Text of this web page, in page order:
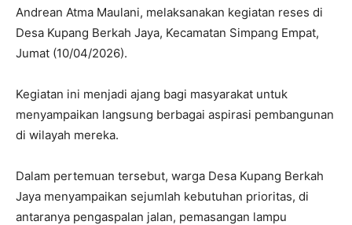
Andrean Atma Maulani, melaksanakan kegiatan reses di
Desa Kupang Berkah Jaya, Kecamatan Simpang Empat,
Jumat (10/04/2026).
Kegiatan ini menjadi ajang bagi masyarakat untuk
menyampaikan langsung berbagai aspirasi pembangunan
di wilayah mereka.
Dalam pertemuan tersebut, warga Desa Kupang Berkah
Jaya menyampaikan sejumlah kebutuhan prioritas, di
antaranya pengaspalan jalan, pemasangan lampu